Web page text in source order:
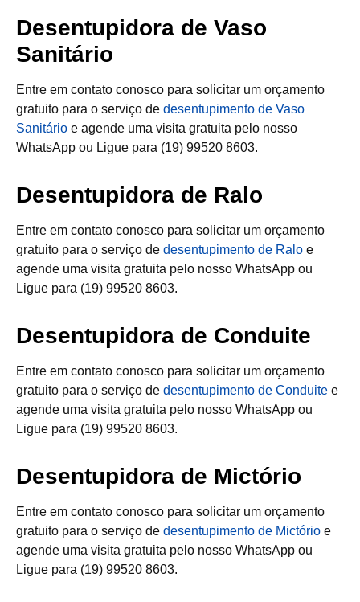
Desentupidora de Vaso
Sanitário
Entre em contato conosco para solicitar um orçamento
gratuito para o serviço de desentupimento de Vaso
Sanitário e agende uma visita gratuita pelo nosso
WhatsApp ou Ligue para (19) 99520 8603.
Desentupidora de Ralo
Entre em contato conosco para solicitar um orçamento
gratuito para o serviço de desentupimento de Ralo e
agende uma visita gratuita pelo nosso WhatsApp ou
Ligue para (19) 99520 8603.
Desentupidora de Conduite
Entre em contato conosco para solicitar um orçamento
gratuito para o serviço de desentupimento de Conduite e
agende uma visita gratuita pelo nosso WhatsApp ou
Ligue para (19) 99520 8603.
Desentupidora de Mictório
Entre em contato conosco para solicitar um orçamento
gratuito para o serviço de desentupimento de Mictório e
agende uma visita gratuita pelo nosso WhatsApp ou
Ligue para (19) 99520 8603.